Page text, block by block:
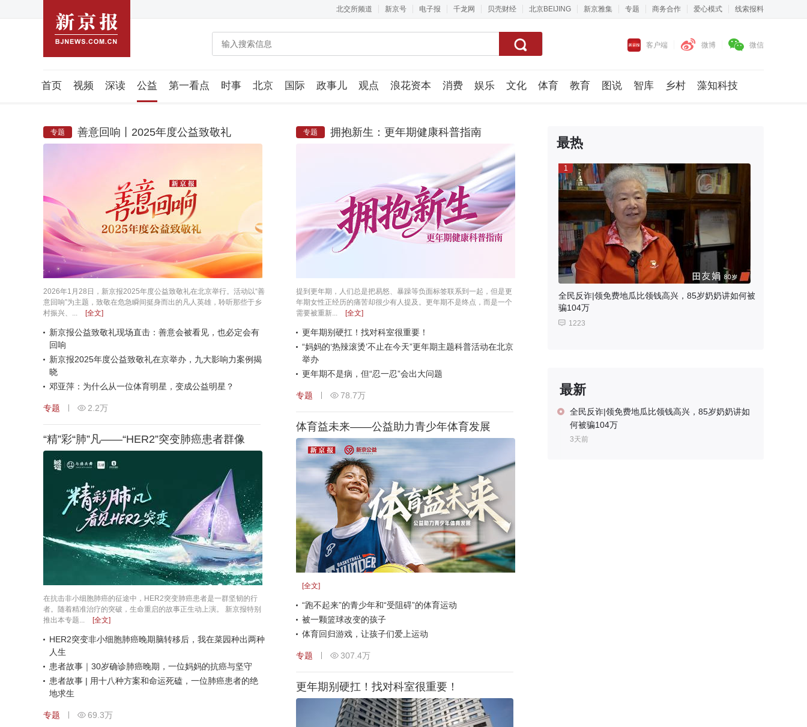
北交所频道 新京号 电子报 千龙网 贝壳财经 北京BEIJING 新京雅集 专题 商务合作 爱心模式 线索报料
客户端 微博 微信
首页 视频 深读 公益 第一看点 时事 北京 国际 政事儿 观点 浪花资本 消费 娱乐 文化 体育 教育 图说 智库 乡村 藻知科技
专题 善意回响丨2025年度公益致敬礼
2026年1月28日，新京报2025年度公益致敬礼在北京举行。活动以“善
意回响”为主题，致敬在危急瞬间挺身而出的凡人英雄，聆听那些于乡
村振兴、...
[全文]
新京报公益致敬礼现场直击：善意会被看见，也必定会有
回响
新京报2025年度公益致敬礼在京举办，九大影响力案例揭
晓
邓亚萍：为什么从一位体育明星，变成公益明星？
专题 2.2万
专题 拥抱新生：更年期健康科普指南
提到更年期，人们总是把易怒、暴躁等负面标签联系到一起，但是更
年期女性正经历的痛苦却很少有人提及。更年期不是终点，而是一个
需要被重新...
[全文]
更年期别硬扛！找对科室很重要！
“妈妈的‘热辣滚烫’不止在今天”更年期主题科普活动在北京
举办
更年期不是病，但“忍一忍”会出大问题
专题 78.7万
体育益未来——公益助力青少年体育发展
[全文]
“跑不起来”的青少年和“受阻碍”的体育运动
被一颗篮球改变的孩子
体育回归游戏，让孩子们爱上运动
专题 307.4万
“精”彩“肺”凡——“HER2”突变肺癌患者群像
在抗击非小细胞肺癌的征途中，HER2突变肺癌患者是一群坚韧的行
者。随着精准治疗的突破，生命重启的故事正生动上演。 新京报特别
推出本专题...
[全文]
HER2突变非小细胞肺癌晚期脑转移后，我在菜园种出两种
人生
​患者故事｜30岁确诊肺癌晚期，一位妈妈的抗癌与坚守
患者故事 | 用十八种方案和命运死磕，一位肺癌患者的绝
地求生
专题 69.3万
更年期别硬扛！找对科室很重要！
最热
1
全民反诈|领免费地瓜比领钱高兴，85岁奶奶讲如何被
骗104万
1223
最新
全民反诈|领免费地瓜比领钱高兴，85岁奶奶讲如
何被骗104万
3天前